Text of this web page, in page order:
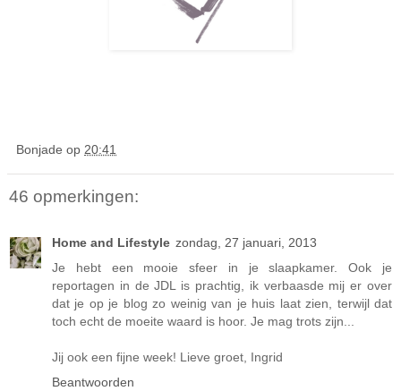
Bonjade op 20:41
46 opmerkingen:
Home and Lifestyle zondag, 27 januari, 2013
Je hebt een mooie sfeer in je slaapkamer. Ook je
reportagen in de JDL is prachtig, ik verbaasde mij er over
dat je op je blog zo weinig van je huis laat zien, terwijl dat
toch echt de moeite waard is hoor. Je mag trots zijn...
Jij ook een fijne week! Lieve groet, Ingrid
Beantwoorden